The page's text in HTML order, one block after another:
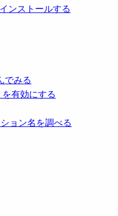
ンストールする
でみる
有効にする
ョン名を調べる